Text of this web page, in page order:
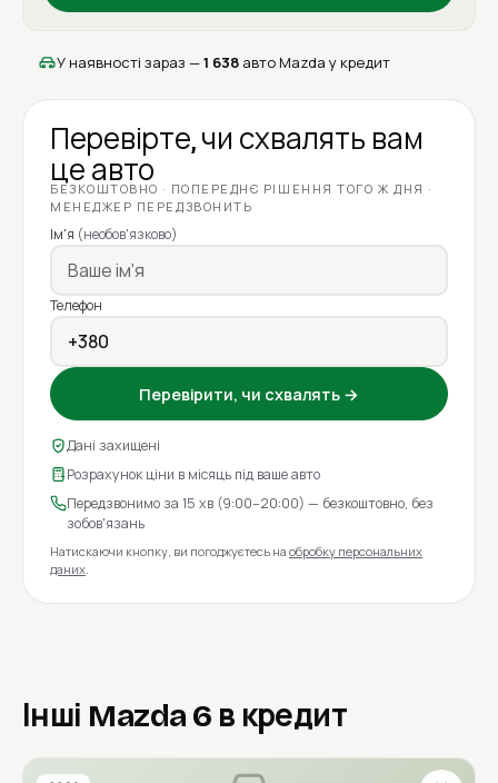
У наявності зараз —1 638 авто Mazda у кредит
Перевірте, чи схвалять вам
це авто
БЕЗКОШТОВНО · ПОПЕРЕДНЄ РІШЕННЯ ТОГО Ж ДНЯ ·
МЕНЕДЖЕР ПЕРЕДЗВОНИТЬ
Ім'я (необов'язково)
Телефон
Перевірити, чи схвалять →
Дані захищені
Розрахунок ціни в місяць під ваше авто
Передзвонимо за 15 хв (9:00–20:00) — безкоштовно, без
зобов'язань
Натискаючи кнопку, ви погоджуєтесь на обробку персональних
даних.
Інші Mazda 6 в кредит